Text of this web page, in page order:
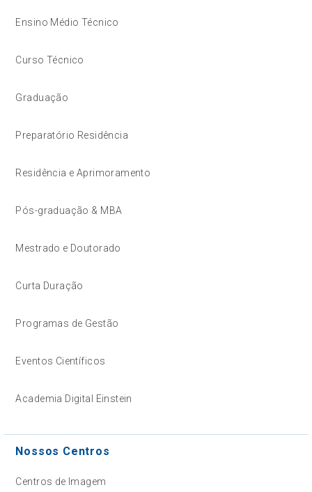
Ensino Médio Técnico
Curso Técnico
Graduação
Preparatório Residência
Residência e Aprimoramento
Pós-graduação & MBA
Mestrado e Doutorado
Curta Duração
Programas de Gestão
Eventos Científicos
Academia Digital Einstein
Nossos Centros
Centros de Imagem